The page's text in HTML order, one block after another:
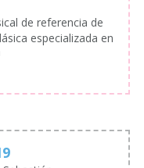
de referencia de
especializada en